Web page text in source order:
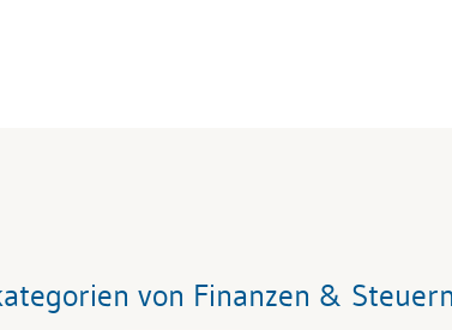
von Finanzen & Steuern